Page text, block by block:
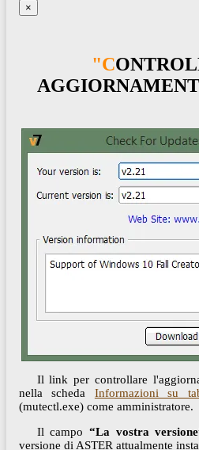
×
"CONTROLLA GLI
Il link per controllare
nella scheda Informazioni su
(mutectl.exe) come amministratore.
Il campo “La vostra
versione di ASTER attualmente